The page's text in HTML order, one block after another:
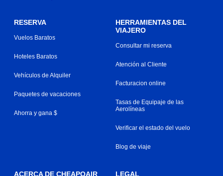
RESERVA
Vuelos Baratos
Hoteles Baratos
Vehículos de Alquiler
Paquetes de vacaciones
Ahorra y gana $
HERRAMIENTAS DEL
VIAJERO
Consultar mi reserva
Atención al Cliente
Facturacion online
Tasas de Equipaje de las
Aerolíneas
Verificar el estado del vuelo
Blog de viaje
ACERCA DE CHEAPOAIR LEGAL